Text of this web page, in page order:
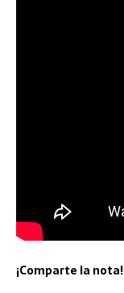
¡Comparte la nota!